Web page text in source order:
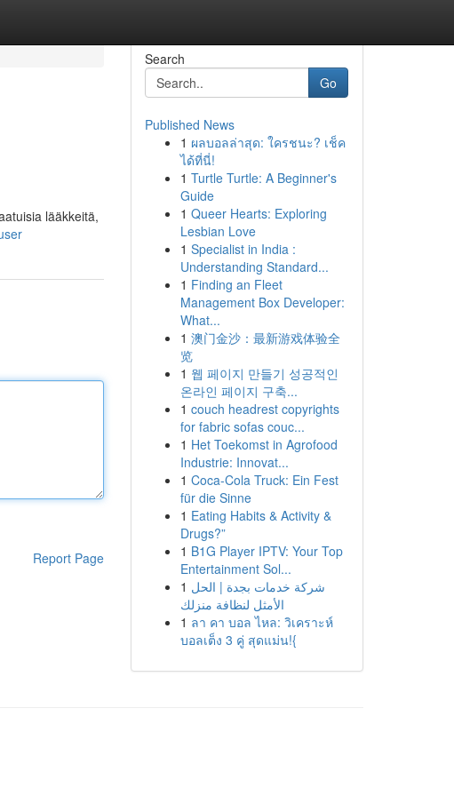
lääkkeitä,
Report Page
Search
Go
Published News
1 ผลบอลล่าสุด: ใครชนะ? เช็ค
ได้ที่นี่!
1 Turtle Turtle: A Beginner's
Guide
1 Queer Hearts: Exploring
Lesbian Love
1 Specialist in India :
Understanding Standard...
1 Finding an Fleet
Management Box Developer:
What...
1 澳门金沙：最新游戏体验全
览
1 웹 페이지 만들기 성공적인
온라인 페이지 구축...
1 couch headrest copyrights
for fabric sofas couc...
1 Het Toekomst in Agrofood
Industrie: Innovat...
1 Coca-Cola Truck: Ein Fest
für die Sinne
1 Eating Habits & Activity &
Drugs?”
1 B1G Player IPTV: Your Top
Entertainment Sol...
1 شركة خدمات بجدة | الحل
الأمثل لنظافة منزلك
1 ลา คา บอล ไหล: วิเคราะห์
บอลเต็ง 3 คู่ สุดแม่น!{